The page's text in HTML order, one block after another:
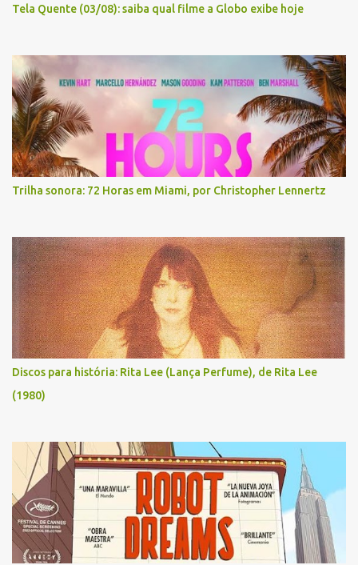
Tela Quente (03/08): saiba qual filme a Globo exibe hoje
Trilha sonora: 72 Horas em Miami, por Christopher Lennertz
Discos para história: Rita Lee (Lança Perfume), de Rita Lee
(1980)